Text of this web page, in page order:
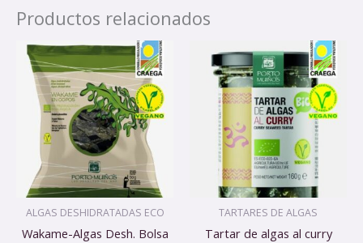
Productos relacionados
ALGAS DESHIDRATADAS ECO
Wakame-Algas Desh. Bolsa
TARTARES DE ALGAS
Tartar de algas al curry